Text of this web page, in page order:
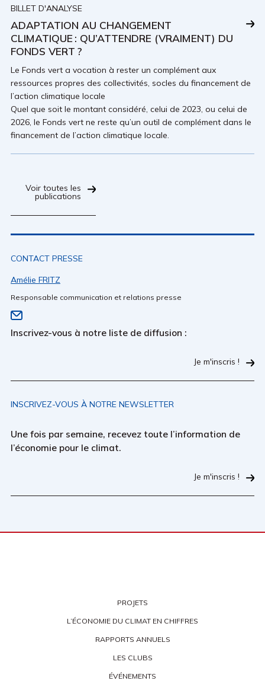
BILLET D'ANALYSE
ADAPTATION AU CHANGEMENT
CLIMATIQUE : QU’ATTENDRE (VRAIMENT) DU
FONDS VERT ?
Le Fonds vert a vocation à rester un complément aux
ressources propres des collectivités, socles du financement de
l’action climatique locale
Quel que soit le montant considéré, celui de 2023, ou celui de
2026, le Fonds vert ne reste qu’un outil de complément dans le
financement de l’action climatique locale.
Voir toutes les
publications
CONTACT PRESSE
Amélie FRITZ
Responsable communication et relations presse
Inscrivez-vous à notre liste de diffusion :
Je m'inscris !
INSCRIVEZ-VOUS À NOTRE NEWSLETTER
Une fois par semaine, recevez toute l’information de
l’économie pour le climat.
Je m'inscris !
PROJETS
L’ÉCONOMIE DU CLIMAT EN CHIFFRES
RAPPORTS ANNUELS
LES CLUBS
ÉVÉNEMENTS